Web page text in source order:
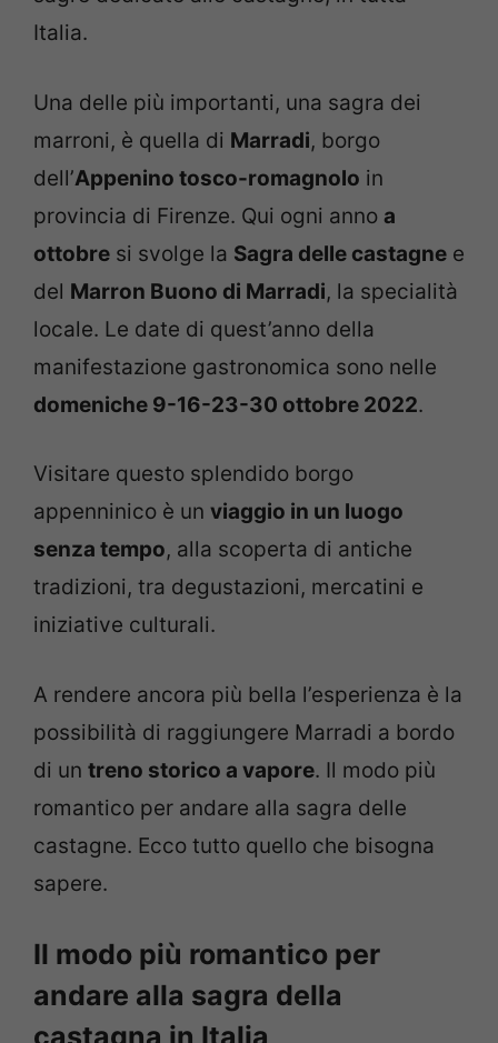
Italia.
Una delle più importanti, una sagra dei
marroni, è quella di Marradi, borgo
dell’Appenino tosco-romagnolo in
provincia di Firenze. Qui ogni anno a
ottobre si svolge la Sagra delle castagne e
del Marron Buono di Marradi, la specialità
locale. Le date di quest’anno della
manifestazione gastronomica sono nelle
domeniche 9-16-23-30 ottobre 2022.
Visitare questo splendido borgo
appenninico è un viaggio in un luogo
senza tempo, alla scoperta di antiche
tradizioni, tra degustazioni, mercatini e
iniziative culturali.
A rendere ancora più bella l’esperienza è la
possibilità di raggiungere Marradi a bordo
di un treno storico a vapore. Il modo più
romantico per andare alla sagra delle
castagne. Ecco tutto quello che bisogna
sapere.
Il modo più romantico per
andare alla sagra della
castagna in Italia